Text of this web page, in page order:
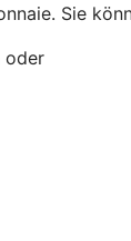
Sie
oder